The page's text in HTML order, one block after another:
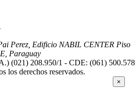
Perez, Edificio NABIL CENTER Piso
Paraguay
(021) 208.950/1 - CDE: (061) 500.578
los derechos reservados.
×